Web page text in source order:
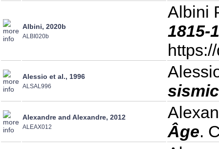
Albini, 2020b
ALBI020b
Albini
1815-
Alessio et al., 1996
ALSAL996
Alexandre and Alexandre, 2012
ALEAX012
Âge.